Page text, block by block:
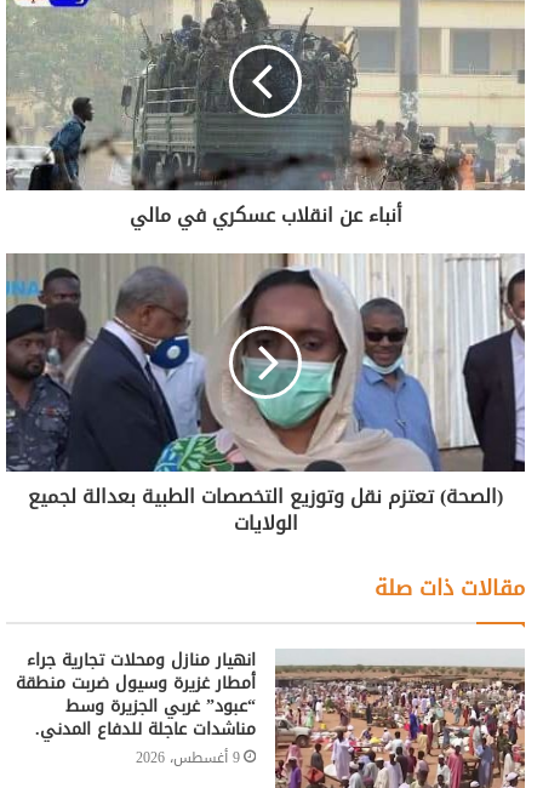
أنباء عن انقلاب عسكري في مالي
(الصحة) تعتزم نقل وتوزيع التخصصات الطبية بعدالة لجميع
الولايات
مقالات ذات صلة
انهيار منازل ومحلات تجارية جراء
أمطار غزيرة وسيول ضربت منطقة
“عبود” غربي الجزيرة وسط
مناشدات عاجلة للدفاع المدني.
9 أغسطس، 2026